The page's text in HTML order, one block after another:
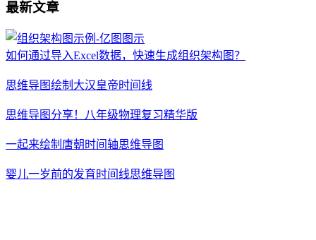
最新文章
如何通过导入Excel数据，快速生成组织架构图？
思维导图绘制大汉皇帝时间线
思维导图分享！八年级物理复习精华版
一起来绘制唐朝时间轴思维导图
婴儿一岁前的发育时间线思维导图